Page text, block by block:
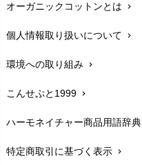
在庫状況と発送予定chevron_right
サイズ・寸法chevron_right
生地・素材chevron_right
お手入れについて
レビューを書こうchevron_right
返品交換chevron_right
オーガニックコットンとは chevron_right
個人情報取り扱いについて chevron_right
環境への取り組み chevron_right
こんせぷと1999 chevron_right
ハーモネイチャー商品用語辞典
特定商取引に基づく表示 chevron_right